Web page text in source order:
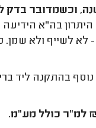
וכשמדובר בדק
היתרון בה"א
לא לשייף ולא
בהתקנה ליד